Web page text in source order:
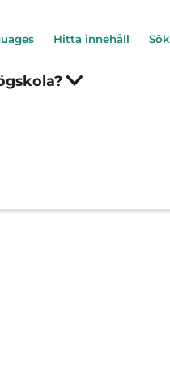
Hitta innehåll Sök